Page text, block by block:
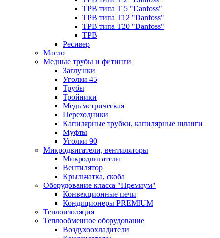
ТРВ типа Т 5 "Danfoss"
ТРВ типа Т12 "Danfoss"
ТРВ типа Т20 "Danfoss"
ТРВ
Ресивер
Масло
Медные трубы и фитинги
Заглушки
Уголки 45
Трубы
Тройники
Медь метрическая
Переходники
Капилярные трубки, капилярные шланги
Муфты
Уголки 90
Микродвигатели, вентиляторы
Микродвигатели
Вентилятор
Крыльчатка, скоба
Оборудование класса "Премиум"
Конвекционные печи
Кондиционеры PREMIUM
Теплоизоляция
Теплообменное оборудование
Воздухоохладители